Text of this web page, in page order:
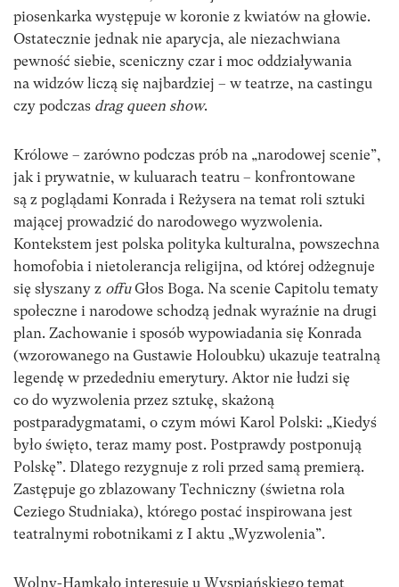
piosenkarka występuje w koronie z kwiatów na głowie.
Ostatecznie jednak nie aparycja, ale niezachwiana
pewność siebie, sceniczny czar i moc oddziaływania
na widzów liczą się najbardziej – w teatrze, na castingu
czy podczas drag queen show.
Królowe – zarówno podczas prób na „narodowej scenie”,
jak i prywatnie, w kuluarach teatru – konfrontowane
są z poglądami Konrada i Reżysera na temat roli sztuki
mającej prowadzić do narodowego wyzwolenia.
Kontekstem jest polska polityka kulturalna, powszechna
homofobia i nietolerancja religijna, od której odżegnuje
się słyszany z offuGłos Boga. Na scenie Capitolu tematy
społeczne i narodowe schodzą jednak wyraźnie na drugi
plan. Zachowanie i sposób wypowiadania się Konrada
(wzorowanego na Gustawie Holoubku) ukazuje teatralną
legendę w przededniu emerytury. Aktor nie łudzi się
co do wyzwolenia przez sztukę, skażoną
postparadygmatami, o czym mówi Karol Polski: „Kiedyś
było święto, teraz mamy post. Postprawdy postponują
Polskę”. Dlatego rezygnuje z roli przed samą premierą.
Zastępuje go zblazowany Techniczny (świetna rola
Ceziego Studniaka), którego postać inspirowana jest
teatralnymi robotnikami z I aktu „Wyzwolenia”.
Wolny-Hamkało interesuje u Wyspiańskiego temat